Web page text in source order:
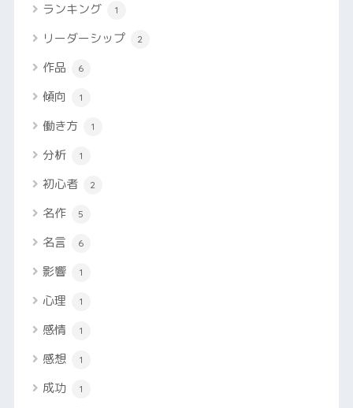
ランキング 1
リーダーシップ 2
作品 6
傾向 1
働き方 1
分析 1
初心者 2
名作 5
名言 6
影響 1
心理 1
感情 1
感想 1
成功 1